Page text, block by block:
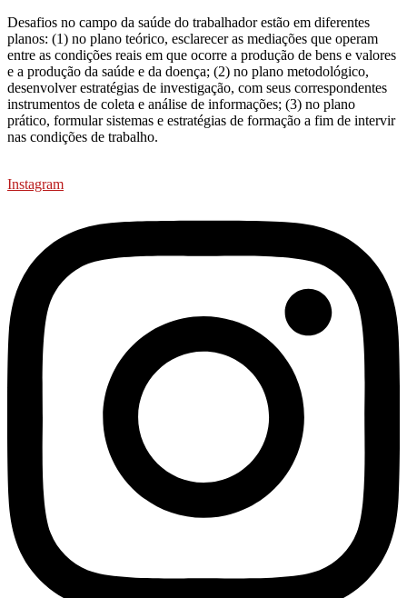
Desafios no campo da saúde do trabalhador estão em diferentes
planos: (1) no plano teórico, esclarecer as mediações que operam
entre as condições reais em que ocorre a produção de bens e valores
e a produção da saúde e da doença; (2) no plano metodológico,
desenvolver estratégias de investigação, com seus correspondentes
instrumentos de coleta e análise de informações; (3) no plano
prático, formular sistemas e estratégias de formação a fim de intervir
nas condições de trabalho.
Instagram